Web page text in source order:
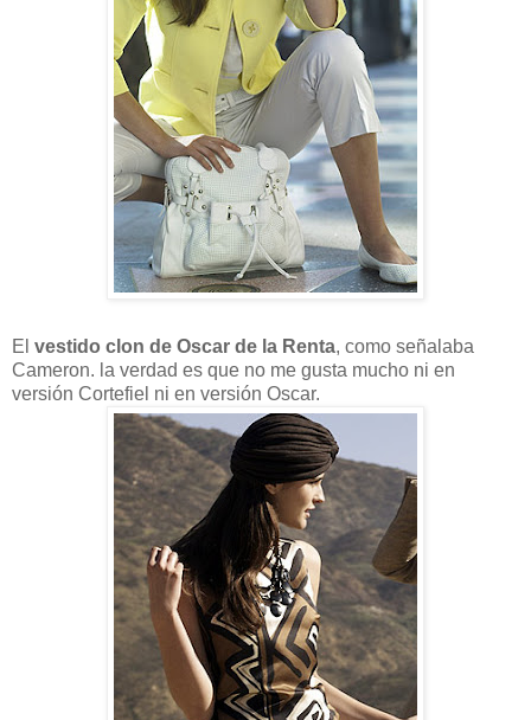
El vestido clon de Oscar de la Renta, como señalaba
Cameron. la verdad es que no me gusta mucho ni en
versión Cortefiel ni en versión Oscar.